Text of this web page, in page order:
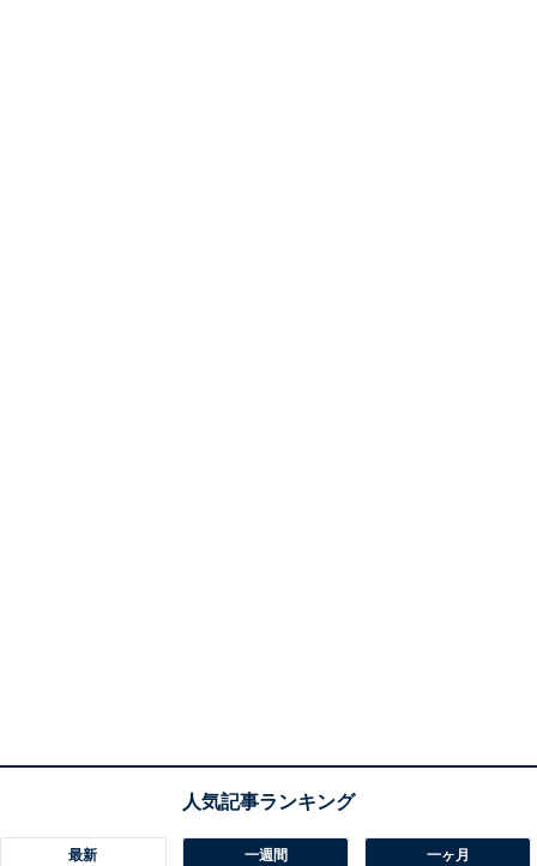
最新 一週間 一ヶ月